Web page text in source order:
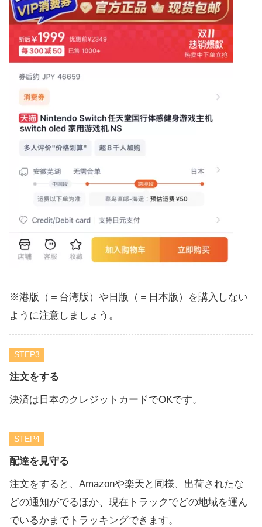
※港版（＝台湾版）や日版（＝日本版）を購入しない
ように注意しましょう。
STEP
注文をする
決済は日本のクレジットカードでOKです。
STEP
配達を見守る
注文をすると、Amazonや楽天と同様、出荷されたな
どの通知がでるほか、現在トラックでどの地域を運ん
でいるかまでトラッキングできます。